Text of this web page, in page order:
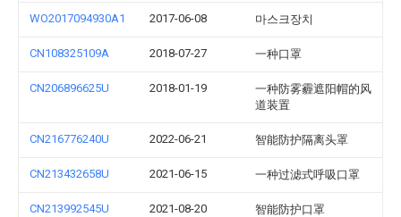
WO2017094930A1 2017-06-08 마스크장치
CN108325109A 2018-07-27 一种口罩
CN206896625U 2018-01-19
一种防雾霾遮阳帽的风
道装置
CN216776240U 2022-06-21 智能防护隔离头罩
CN213432658U 2021-06-15 一种过滤式呼吸口罩
CN213992545U 2021-08-20 智能防护口罩